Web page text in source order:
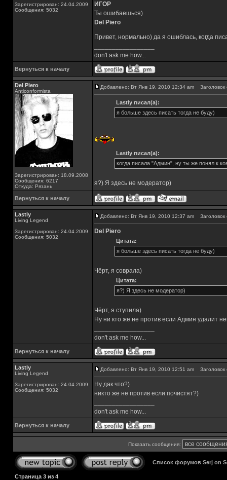
Зарегистрирован: 24.04.2009
Сообщения: 5032
ИГОР
Ты ошибаешься)
Del Piero
Привет, нормально) да я ошиблась, когда
don't ask me how...
Вернуться к началу
Del Piero
Аnticonformista
Зарегистрирован: 18.09.2008
Сообщения: 6217
Откуда: Рязань
Добавлено: Вт Янв 19, 2010 12:34 am Заголовок
Lastly писал(а):
я больше здесь писать тогда не буду)
Lastly писал(а):
когда писала "Админ", ну ты же понял к
я?) Я здесь не модератор)
Вернуться к началу
Lastly
Living Legend
Зарегистрирован: 24.04.2009
Сообщения: 5032
Добавлено: Вт Янв 19, 2010 12:37 am Заголовок
Del Piero
Цитата:
я больше здесь писать тогда не буду)
Чёрт, я соврала)
Цитата:
я?) Я здесь не модератор)
Чёрт, я ступила)
Ну ни кто же не против если Админ удалит
don't ask me how...
Вернуться к началу
Lastly
Living Legend
Зарегистрирован: 24.04.2009
Сообщения: 5032
Добавлено: Вт Янв 19, 2010 12:51 am Заголовок
Ну дак что?)
никто же не против если почистят?)
don't ask me how...
Вернуться к началу
Показать сообщения:
Список форумов Serj on
Страница 3 из 4